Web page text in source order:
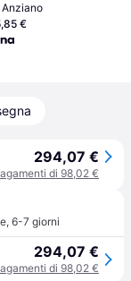
€
294,07 €
di 98,02 €
, 6-7 giorni
294,07 €
di 98,02 €